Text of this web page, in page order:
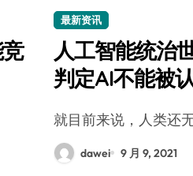
最新资讯
人工智能统治
判定AI不能被
就目前来说，人类
dawei 9 月 9, 2021